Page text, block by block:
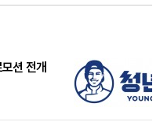
션 전개